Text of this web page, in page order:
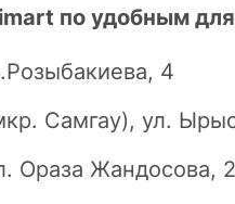
по удобным
4
Самгау), ул.
Ораза Жандосова,